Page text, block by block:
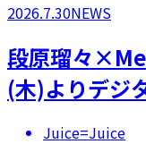
2026.7.30NEWS
段原瑠々
(木)よりデジ
Juice=Juice